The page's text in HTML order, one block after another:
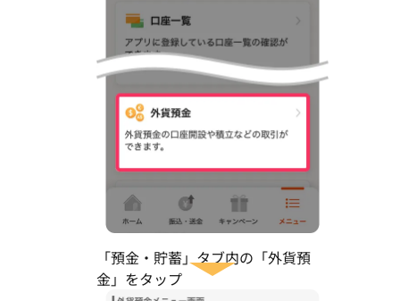
「預金・貯蓄」タブ内の 「外貨預
金」をタップ